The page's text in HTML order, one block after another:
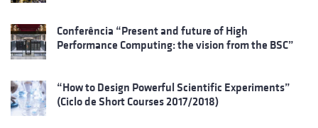
Conferência “Present and future of High
Performance Computing: the vision from the BSC”
“How to Design Powerful Scientific Experiments”
(Ciclo de Short Courses 2017/2018)